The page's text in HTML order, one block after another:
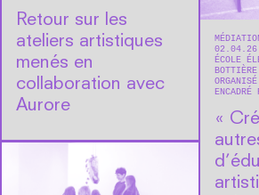
Retour sur les
ateliers artistiques
menés en
collaboration avec
Aurore
ÉCOLE
BOTTIÈRE
«